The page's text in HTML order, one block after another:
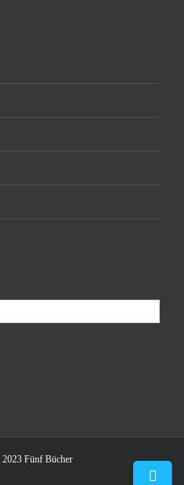
Fünf Bücher
Toggle